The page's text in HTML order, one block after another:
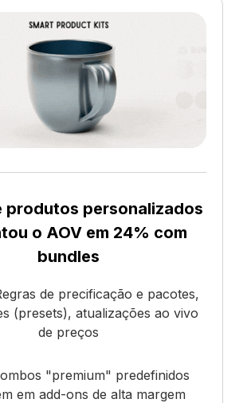
produtos personalizados
o AOV em 24% com
bundles
de precificação e pacotes,
(presets), atualizações ao vivo
de preços
"premium" predefinidos
em add-ons de alta margem